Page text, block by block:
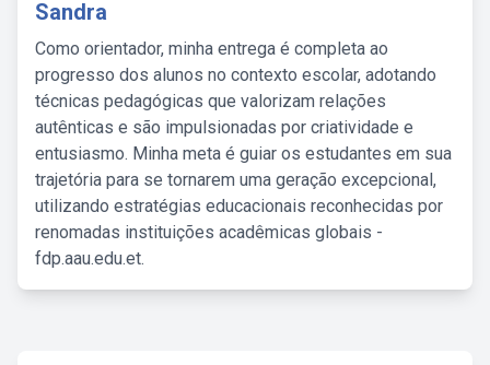
Sandra
Como orientador, minha entrega é completa ao
progresso dos alunos no contexto escolar, adotando
técnicas pedagógicas que valorizam relações
autênticas e são impulsionadas por criatividade e
entusiasmo. Minha meta é guiar os estudantes em sua
trajetória para se tornarem uma geração excepcional,
utilizando estratégias educacionais reconhecidas por
renomadas instituições acadêmicas globais -
fdp.aau.edu.et.